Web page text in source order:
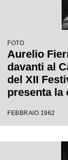
FOTO
Aurelio
davanti al
del XII
presenta la
FEBBRAIO 1962